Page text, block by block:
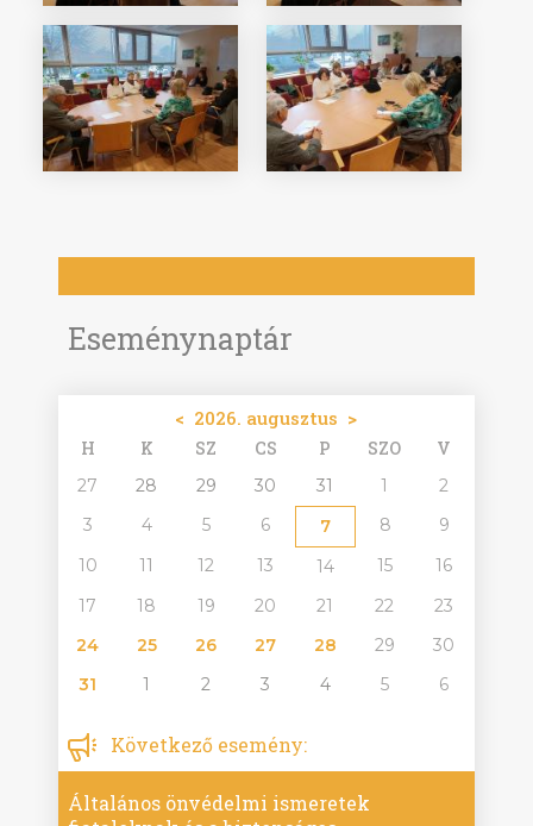
Eseménynaptár
< 2026. augusztus >
H K SZ CS P SZO V
27 28 29 30 31 1
2
3
4 5 6 7 8
9
10
11 12 13 14 15
16
17
18 19 20 21 22
23
24
25 26 27 28 29
30
31
1 2 3 4 5 6
Következő esemény:
Általános önvédelmi ismeretek